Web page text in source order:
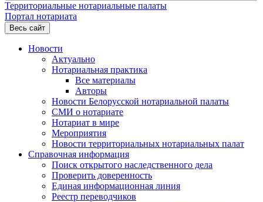
Территориальные нотариальные палаты
Портал нотариата
Весь сайт
Новости
Актуально
Нотариальная практика
Все материалы
Авторы
Новости Белорусской нотариальной палаты
СМИ о нотариате
Нотариат в мире
Мероприятия
Новости территориальных нотариальных палат
Справочная информация
Поиск открытого наследственного дела
Проверить доверенность
Единая информационная линия
Реестр переводчиков